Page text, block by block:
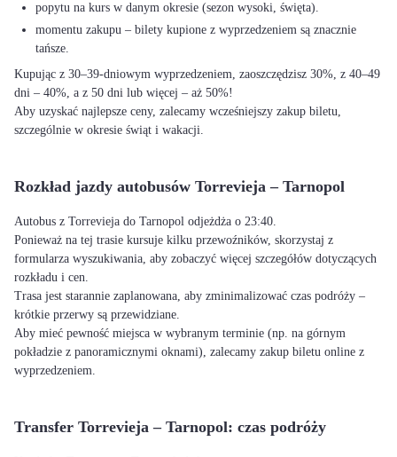
popytu na kurs w danym okresie (sezon wysoki, święta).
momentu zakupu – bilety kupione z wyprzedzeniem są znacznie
tańsze.
Kupując z 30–39-dniowym wyprzedzeniem, zaoszczędzisz 30%, z 40–49
dni – 40%, a z 50 dni lub więcej – aż 50%!
Aby uzyskać najlepsze ceny, zalecamy wcześniejszy zakup biletu,
szczególnie w okresie świąt i wakacji.
Rozkład jazdy autobusów Torrevieja – Tarnopol
Autobus z Torrevieja do Tarnopol odjeżdża o 23:40.
Ponieważ na tej trasie kursuje kilku przewoźników, skorzystaj z
formularza wyszukiwania, aby zobaczyć więcej szczegółów dotyczących
rozkładu i cen.
Trasa jest starannie zaplanowana, aby zminimalizować czas podróży –
krótkie przerwy są przewidziane.
Aby mieć pewność miejsca w wybranym terminie (np. na górnym
pokładzie z panoramicznymi oknami), zalecamy zakup biletu online z
wyprzedzeniem.
Transfer Torrevieja – Tarnopol: czas podróży